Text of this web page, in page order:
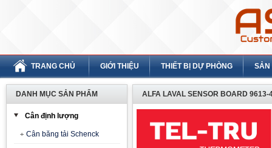
TRANG CHỦ GIỚI THIỆU THIẾT BỊ DỰ PHÒNG SẢN
DANH MỤC SẢN PHẨM
Cân định lượng
Cân băng tải Schenck
ALFA LAVAL SENSOR BOARD 9613-